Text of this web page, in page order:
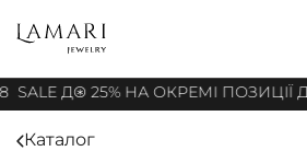
SALE ДО 25% НА ОКРЕМІ ПОЗИЦІЇ
Каталог